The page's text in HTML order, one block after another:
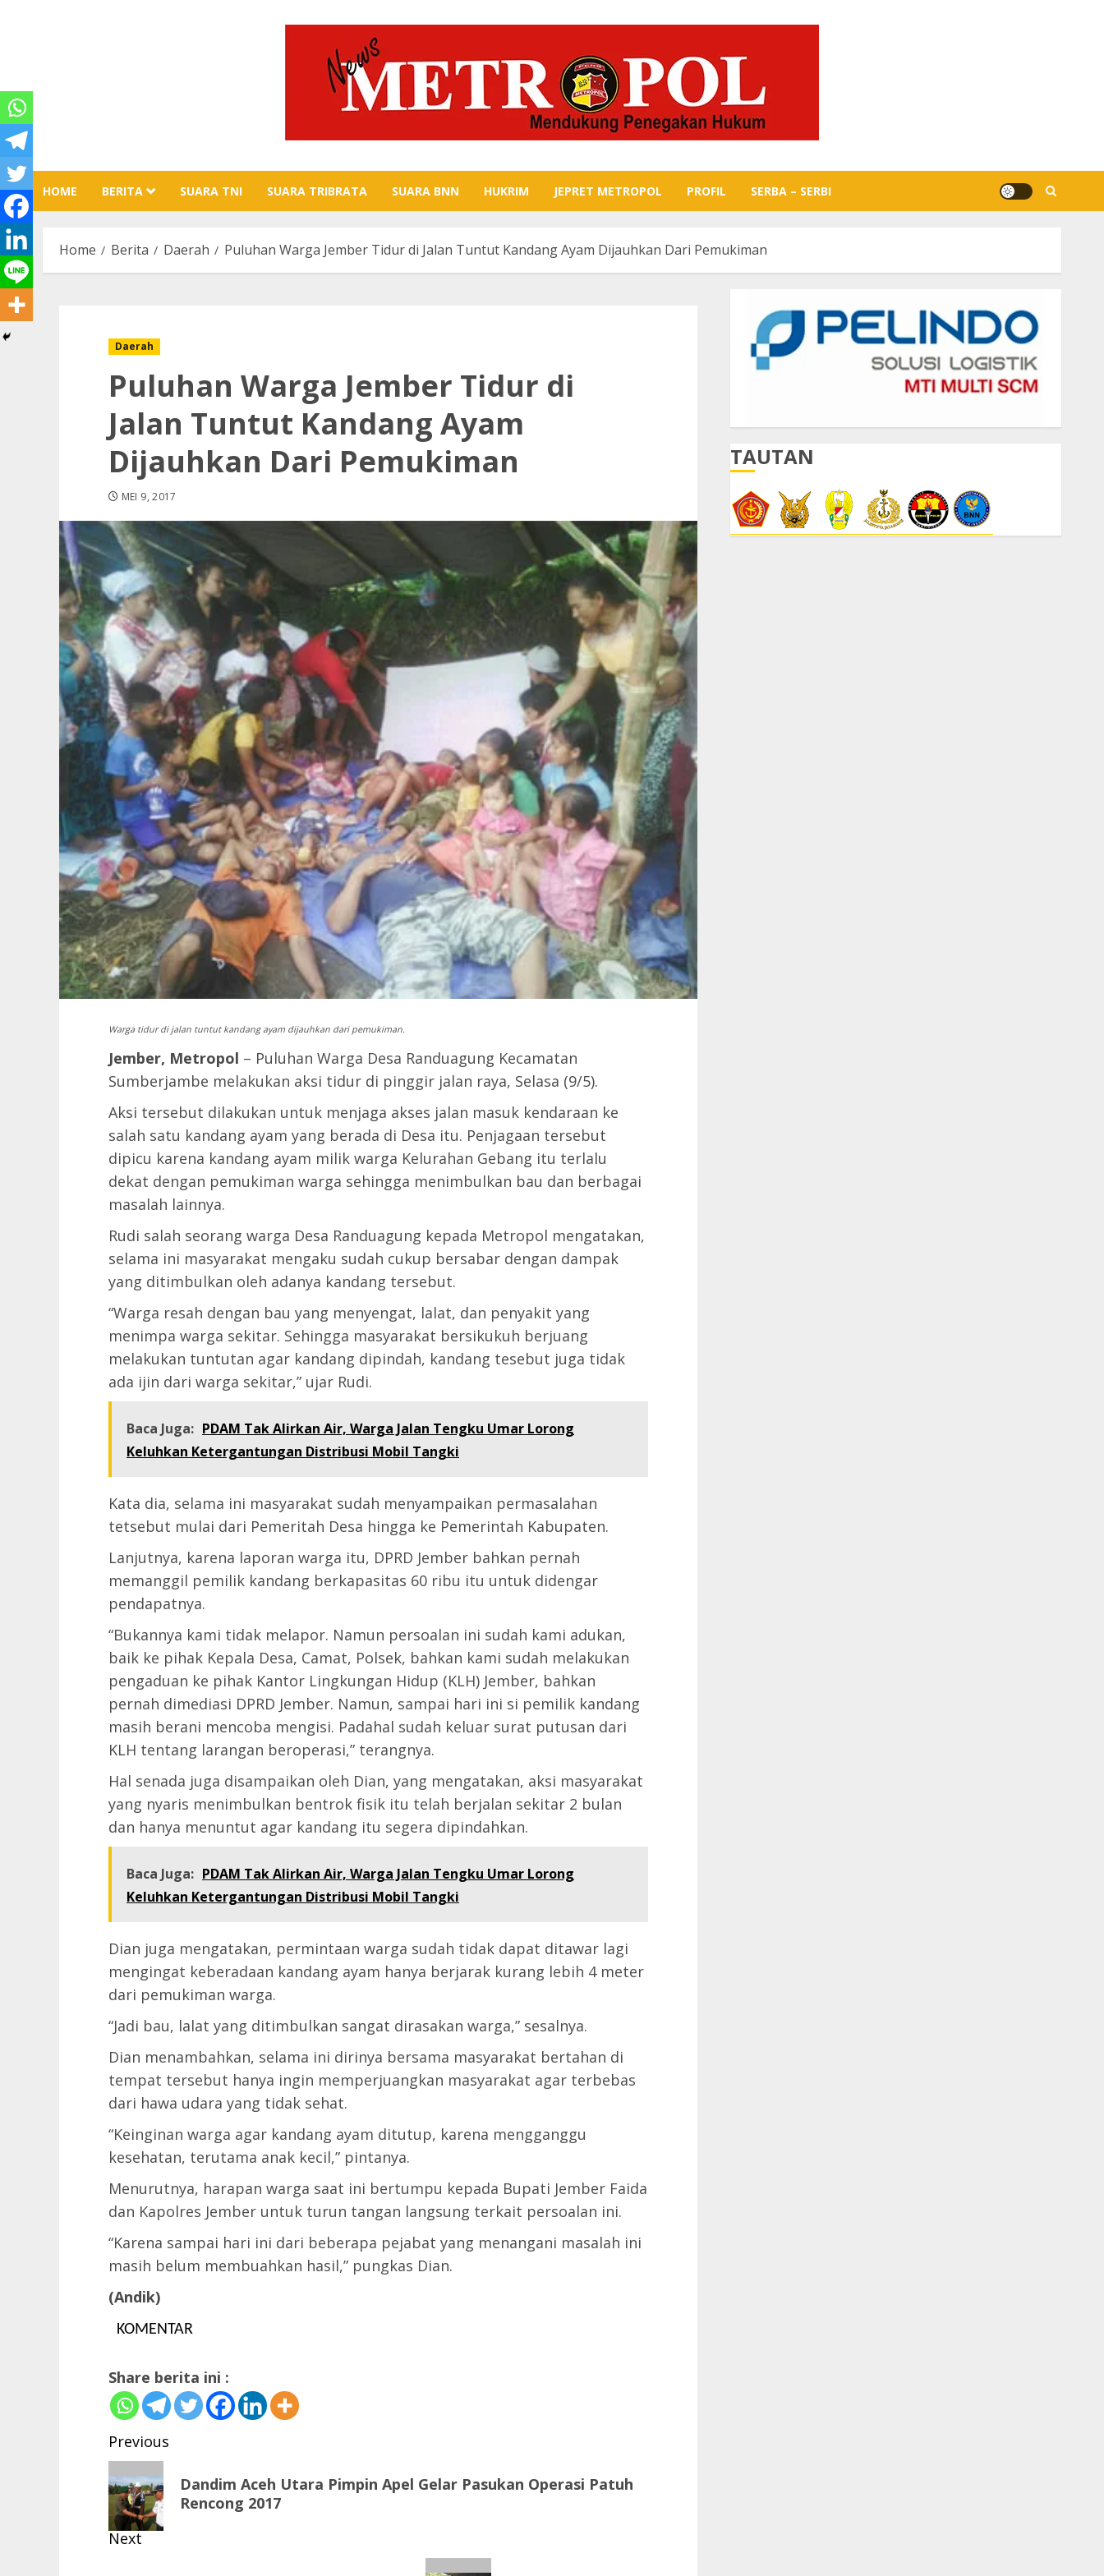
HOME BERITA SUARA TNI SUARA TRIBRATA SUARA BNN HUKRIM JEPRET METROPOL PROFIL SERBA – SERBI
Home Berita Daerah Puluhan Warga Jember Tidur di Jalan Tuntut Kandang Ayam Dijauhkan Dari Pemukiman
Daerah
Puluhan Warga Jember Tidur di
Jalan Tuntut Kandang Ayam
Dijauhkan Dari Pemukiman
MEI 9, 2017
Warga tidur di jalan tuntut kandang ayam dijauhkan dari pemukiman.
Jember, Metropol – Puluhan Warga Desa Randuagung Kecamatan
Sumberjambe melakukan aksi tidur di pinggir jalan raya, Selasa (9/5).
Aksi tersebut dilakukan untuk menjaga akses jalan masuk kendaraan ke
salah satu kandang ayam yang berada di Desa itu. Penjagaan tersebut
dipicu karena kandang ayam milik warga Kelurahan Gebang itu terlalu
dekat dengan pemukiman warga sehingga menimbulkan bau dan berbagai
masalah lainnya.
Rudi salah seorang warga Desa Randuagung kepada Metropol mengatakan,
selama ini masyarakat mengaku sudah cukup bersabar dengan dampak
yang ditimbulkan oleh adanya kandang tersebut.
“Warga resah dengan bau yang menyengat, lalat, dan penyakit yang
menimpa warga sekitar. Sehingga masyarakat bersikukuh berjuang
melakukan tuntutan agar kandang dipindah, kandang tesebut juga tidak
ada ijin dari warga sekitar,” ujar Rudi.
Baca Juga: PDAM Tak Alirkan Air, Warga Jalan Tengku Umar Lorong
Keluhkan Ketergantungan Distribusi Mobil Tangki
Kata dia, selama ini masyarakat sudah menyampaikan permasalahan
tetsebut mulai dari Pemeritah Desa hingga ke Pemerintah Kabupaten.
Lanjutnya, karena laporan warga itu, DPRD Jember bahkan pernah
memanggil pemilik kandang berkapasitas 60 ribu itu untuk didengar
pendapatnya.
“Bukannya kami tidak melapor. Namun persoalan ini sudah kami adukan,
baik ke pihak Kepala Desa, Camat, Polsek, bahkan kami sudah melakukan
pengaduan ke pihak Kantor Lingkungan Hidup (KLH) Jember, bahkan
pernah dimediasi DPRD Jember. Namun, sampai hari ini si pemilik kandang
masih berani mencoba mengisi. Padahal sudah keluar surat putusan dari
KLH tentang larangan beroperasi,” terangnya.
Hal senada juga disampaikan oleh Dian, yang mengatakan, aksi masyarakat
yang nyaris menimbulkan bentrok fisik itu telah berjalan sekitar 2 bulan
dan hanya menuntut agar kandang itu segera dipindahkan.
Baca Juga: PDAM Tak Alirkan Air, Warga Jalan Tengku Umar Lorong
Keluhkan Ketergantungan Distribusi Mobil Tangki
Dian juga mengatakan, permintaan warga sudah tidak dapat ditawar lagi
mengingat keberadaan kandang ayam hanya berjarak kurang lebih 4 meter
dari pemukiman warga.
“Jadi bau, lalat yang ditimbulkan sangat dirasakan warga,” sesalnya.
Dian menambahkan, selama ini dirinya bersama masyarakat bertahan di
tempat tersebut hanya ingin memperjuangkan masyarakat agar terbebas
dari hawa udara yang tidak sehat.
“Keinginan warga agar kandang ayam ditutup, karena mengganggu
kesehatan, terutama anak kecil,” pintanya.
Menurutnya, harapan warga saat ini bertumpu kepada Bupati Jember Faida
dan Kapolres Jember untuk turun tangan langsung terkait persoalan ini.
“Karena sampai hari ini dari beberapa pejabat yang menangani masalah ini
masih belum membuahkan hasil,” pungkas Dian.
(Andik)
KOMENTAR
Share berita ini :
Post
navigation
Previous
Previous
post:
Dandim Aceh Utara Pimpin Apel Gelar Pasukan Operasi Patuh
Rencong 2017
Next
TAUTAN